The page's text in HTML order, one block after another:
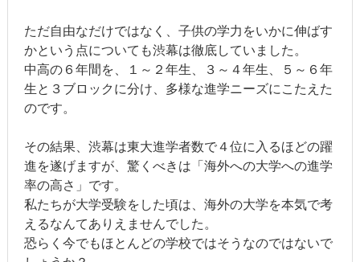
ただ自由なだけではなく、子供の学力をいかに伸ばす
かという点についても渋幕は徹底していました。
中高の６年間を、１～２年生、３～４年生、５～６年
生と３ブロックに分け、多様な進学ニーズにこたえた
のです。
その結果、渋幕は東大進学者数で４位に入るほどの躍
進を遂げますが、驚くべきは「海外への大学への進学
率の高さ」です。
私たちが大学受験をした頃は、海外の大学を本気で考
えるなんてありえませんでした。
恐らく今でもほとんどの学校ではそうなのではないで